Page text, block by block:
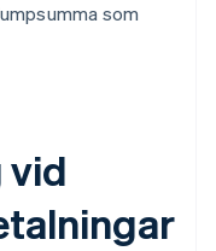
som
vid